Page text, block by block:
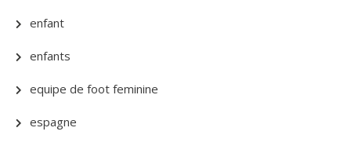
enfant
enfants
equipe de foot feminine
espagne